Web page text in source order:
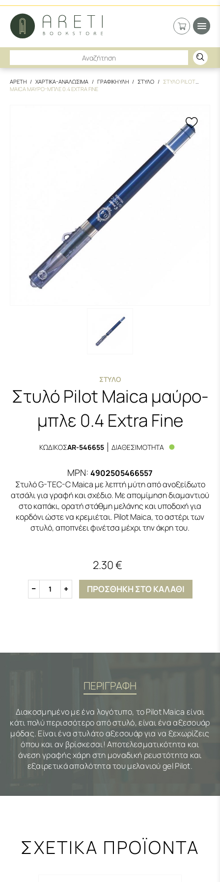
ΑΡΕΤΗ ΧΑΡΤΙΚΑ-ΑΝΑΛΩΣΙΜΑ ΓΡΑΦΙΚΗ ΥΛΗ ΣΤΥΛΟ
ΣΤΥΛΟ PILOT
MAICA ΜΑΥΡΟ-ΜΠΛΕ 0.4 EXTRA FINE
ΣΤΥΛΌ
Στυλό Pilot Maica μαύρο-
μπλε 0.4 Extra Fine
ΚΩΔΙΚΟΣAR-546655 ΔΙΑΘΕΣΙΜΟΤΗΤΑ
MPN: 4902505466557
Στυλό G-TEC-C Maica με λεπτή μύτη από ανοξείδωτο
ατσάλι για γραφή και σχέδιο. Με απομίμηση διαμαντιού
στο καπάκι, ορατή στάθμη μελάνης και υποδοχή για
κορδόνι ώστε να κρεμιέται. Pilot Maica, το αστέρι των
στυλό, αποπνέει φινέτσα μέχρι την άκρη του.
2.30 €
1 ΠΡΟΣΘΗΚΗ ΣΤΟ ΚΑΛΑΘΙ
ΠΕΡΙΓΡΑΦΗ
Διακοσμημένο με ένα λογότυπο, το Pilot Maica είναι
κάτι πολύ περισσότερο από στυλό, είναι ένα αξεσουάρ
μόδας. Είναι ένα στυλάτο αξεσουάρ για να ξεχωρίζεις
όπου και αν βρίσκεσαι! Αποτελεσματικότητα και
άνεση γραφής χάρη στη μοναδική ρευστότητα και
εξαιρετικά απαλότητα του μελανιού gel Pilot.
ΣΧΕΤΙΚΑ ΠΡΟΪΟΝΤΑ